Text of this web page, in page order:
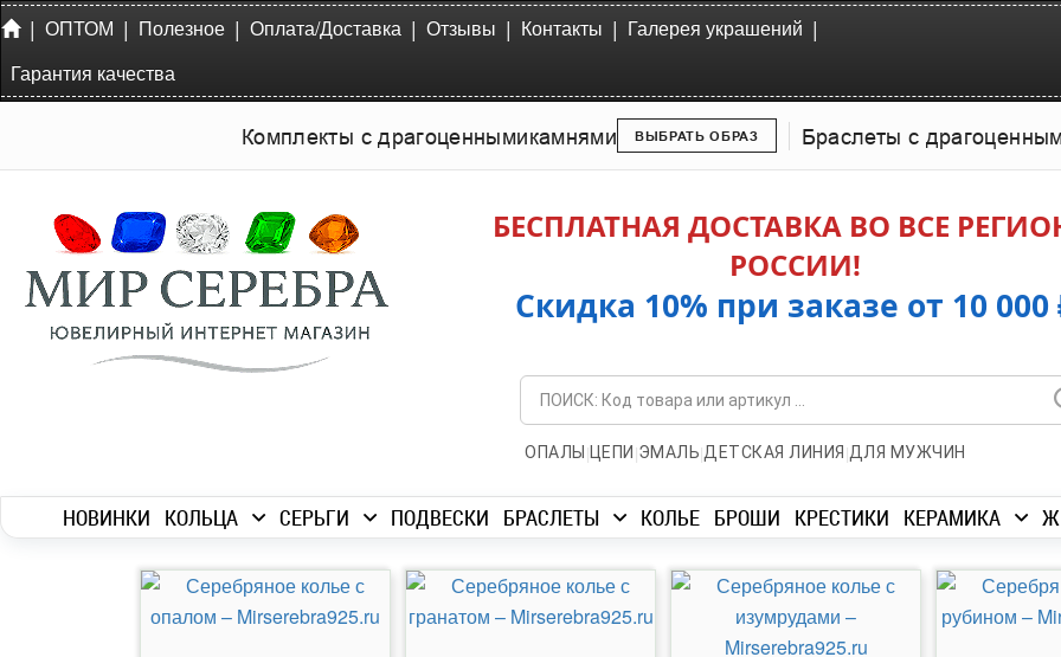
| ОПТОМ | Полезное | Оплата/Доставка | Отзывы | Контакты | Галерея украшений |
Гарантия качества
Комплекты с драгоценнымикамнями ВЫБРАТЬ ОБРАЗ Браслеты с
БЕСПЛАТНАЯ ДОСТАВКА ВО ВСЕ
РОССИИ!
Скидка 10% при заказе от 10 000
ОПАЛЫ | ЦЕПИ |ЭМАЛЬ|ДЕТСКАЯ ЛИНИЯ |ДЛЯ МУЖЧИН
НОВИНКИ КОЛЬЦА СЕРЬГИ ПОДВЕСКИ БРАСЛЕТЫ КОЛЬЕ БРОШИ КРЕСТИКИ КЕРАМИКА